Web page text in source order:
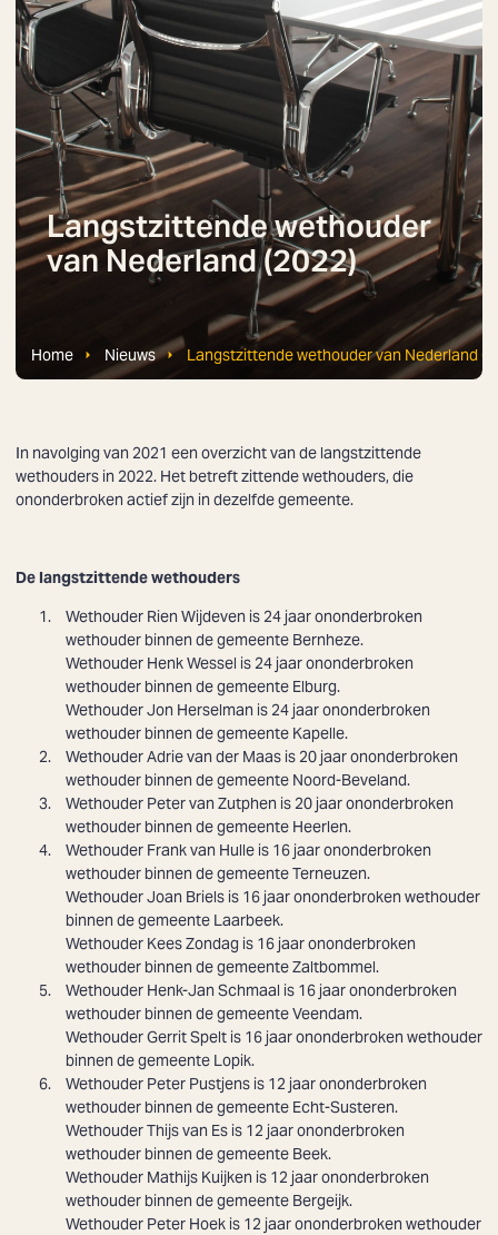
Langstzittende wethouder
van Nederland (2022)
Home Nieuws Langstzittende wethouder van Nederland
In navolging van 2021 een overzicht van de langstzittende
wethouders in 2022. Het betreft zittende wethouders, die
ononderbroken actief zijn in dezelfde gemeente.
De langstzittende wethouders
Wethouder Rien Wijdeven is 24 jaar ononderbroken
wethouder binnen de gemeente Bernheze.
Wethouder Henk Wessel is 24 jaar ononderbroken
wethouder binnen de gemeente Elburg.
WethouderJon Herselman is 24 jaar ononderbroken
wethouder binnen de gemeente Kapelle.
WethouderAdrie van der Maas is 20 jaar ononderbroken
wethouder binnen de gemeente Noord-Beveland.
Wethouder Peter van Zutphen is 20 jaar ononderbroken
wethouder binnen de gemeente Heerlen.
Wethouder Frank van Hulle is 16 jaar ononderbroken
wethouder binnen de gemeente Terneuzen.
WethouderJoan Briels is 16 jaar ononderbroken wethouder
binnen de gemeente Laarbeek.
Wethouder Kees Zondag is 16 jaar ononderbroken
wethouder binnen de gemeente Zaltbommel.
Wethouder Henk-Jan Schmaal is 16 jaar ononderbroken
wethouder binnen de gemeente Veendam.
WethouderGerrit Spelt is 16 jaar ononderbroken wethouder
binnen de gemeente Lopik.
Wethouder Peter Pustjens is 12 jaar ononderbroken
wethouder binnen de gemeente Echt-Susteren.
WethouderThijs van Es is 12 jaar ononderbroken
wethouder binnen de gemeente Beek.
Wethouder Mathijs Kuijken is 12 jaar ononderbroken
wethouder binnen de gemeente Bergeijk.
Wethouder Peter Hoek is 12 jaar ononderbroken wethouder